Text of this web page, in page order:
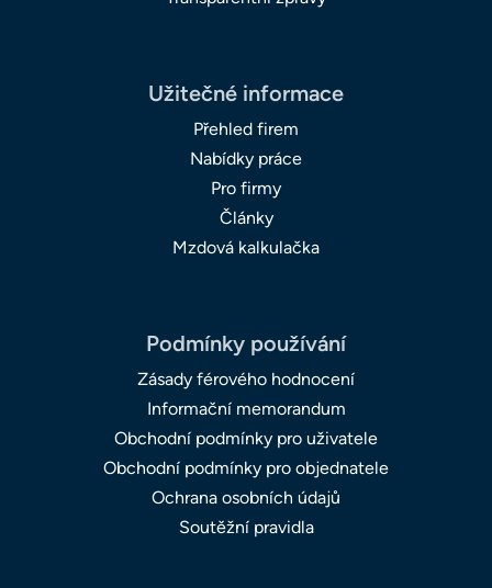
Užitečné informace
Přehled firem
Nabídky práce
Pro firmy
Články
Mzdová kalkulačka
Podmínky používání
Zásady férového hodnocení
Informační memorandum
Obchodní podmínky pro uživatele
Obchodní podmínky pro objednatele
Ochrana osobních údajů
Soutěžní pravidla